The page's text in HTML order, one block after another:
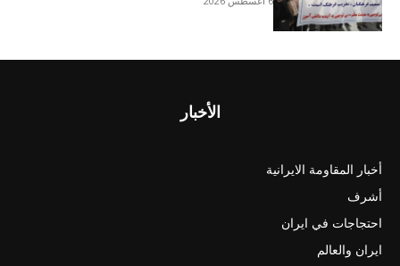
الأخبار
أخبار المقاومة الايرانية
أشرف
احتجاجات في ايران
ايران والعالم